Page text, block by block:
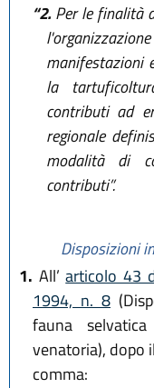
“2.Per le finalità
manifestazioni
la
contributi ad
regionale
modalità di
contributi”.
Disposizioni
1. All’articolo 43
1994, n. 8
fauna
venatoria), dopo
comma: